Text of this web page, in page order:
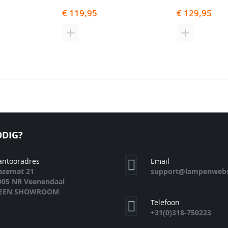
€ 119,95
TOEVOEGEN
€ 129,95
TOEVOEGEN
21
NR Veenendaal
SHOWROOM
Email
Telefoon
+31(0)318-750223